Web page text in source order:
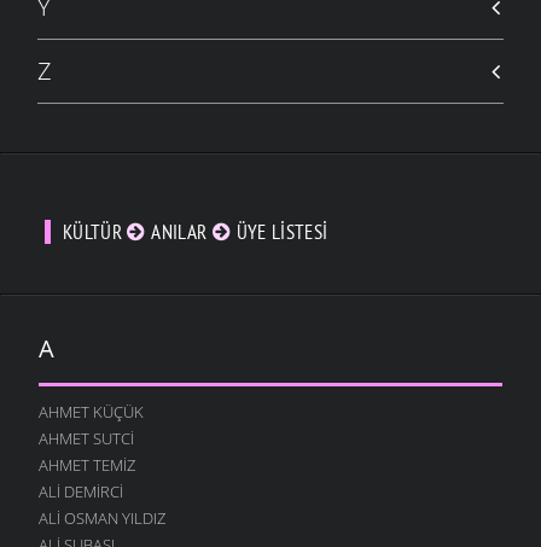
Y
Z
KÜLTÜR ANILAR ÜYE LISTESI
A
AHMET KÜÇÜK
AHMET SUTCI
AHMET TEMIZ
ALI DEMIRCI
ALI OSMAN YILDIZ